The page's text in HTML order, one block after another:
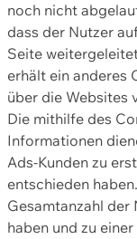
noch nicht
dass der Nutzer
Seite
erhält ein anderes
über die Websites
Die mithilfe des
Informationen
Ads-Kunden zu
entschieden
Gesamtanzahl der
haben und zu